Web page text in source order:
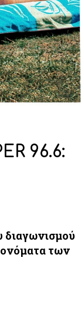
96.6:
διαγωνισμού
ονόματα των